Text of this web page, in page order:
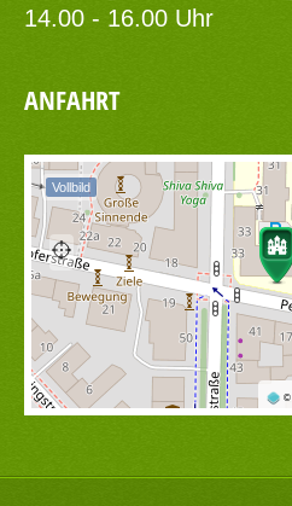
14.00 - 16.00 Uhr
ANFAHRT
©
Vollbild